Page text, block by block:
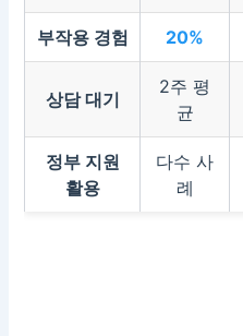
부작용 경험 20%
상담 대기
2주 평
균
정부 지원
활용
다수 사
례